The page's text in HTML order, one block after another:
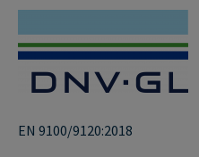
EN 9100/9120:2018